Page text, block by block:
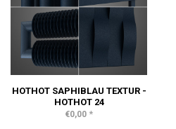
HOTHOT SAPHIBLAU TEXTUR -
HOTHOT 24
€0,00 *